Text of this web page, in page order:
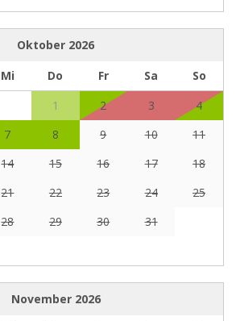
Oktober 2026
Mi Do Fr Sa
So
1
2 3
4
7 8 9 10
11
14 15 16 17
18
21 22 23 24
25
28 29 30 31
November 2026